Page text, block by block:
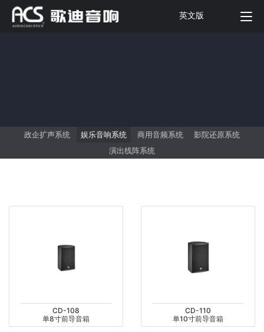
英文版
政企扩声系统 娱乐音响系统 商用音频系统
影院还原系统
演出线阵系统
CD-108
单8寸前导音箱
CD-110
单10寸前导音箱